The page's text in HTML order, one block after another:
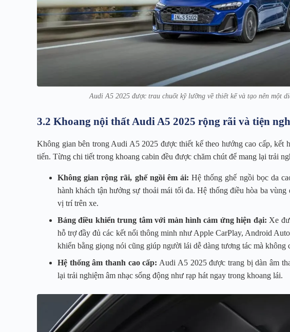
Audi A5 2025 được trau chuốt kỹ lưỡng về thiết kế và tạo nên một
3.2 Khoang nội thất Audi A5 2025 rộng rãi và tiện
Không gian bên trong Audi A5 2025 được thiết kế theo hướng cao cấp, kết
tiến. Từng chi tiết trong khoang cabin đều được chăm chút để mang lại trải
Không gian rộng rãi, ghế ngồi êm ái: Hệ thống ghế ngồi bọc da
hành khách tận hưởng sự thoải mái tối đa. Hệ thống điều hòa ba
vị trí trên xe.
Bảng điều khiển trung tâm với màn hình cảm ứng hiện đại: Xe
hỗ trợ đầy đủ các kết nối thông minh như Apple CarPlay, Android
khiển bằng giọng nói cũng giúp người lái dễ dàng tương tác mà không
Hệ thống âm thanh cao cấp: Audi A5 2025 được trang bị dàn âm
lại trải nghiệm âm nhạc sống động như rạp hát ngay trong khoang lái.